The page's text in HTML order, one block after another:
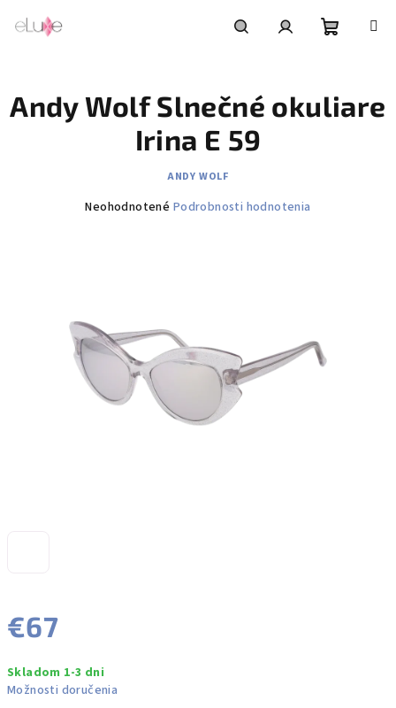
košík
€67
cena:
Skladom 1-3 dni
Možnosti doručenia
Andy Wolf Slnečné okuliare
Irina E 59
ANDY WOLF
Priemerné
hviezdičiek.
Neohodnotené Podrobnosti hodnotenia